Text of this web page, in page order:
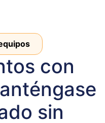
con
sin